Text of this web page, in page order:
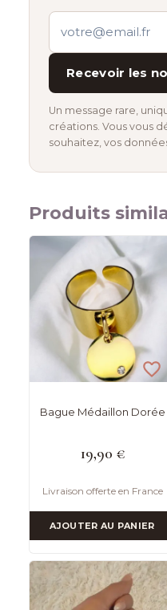
Recevoir les
Un message rare,
créations. Vous vous
souhaitez, vos
Produits
Bague Médaillon Dorée
19,90 €
Livraison offerte en France
AJOUTER AU PANIER